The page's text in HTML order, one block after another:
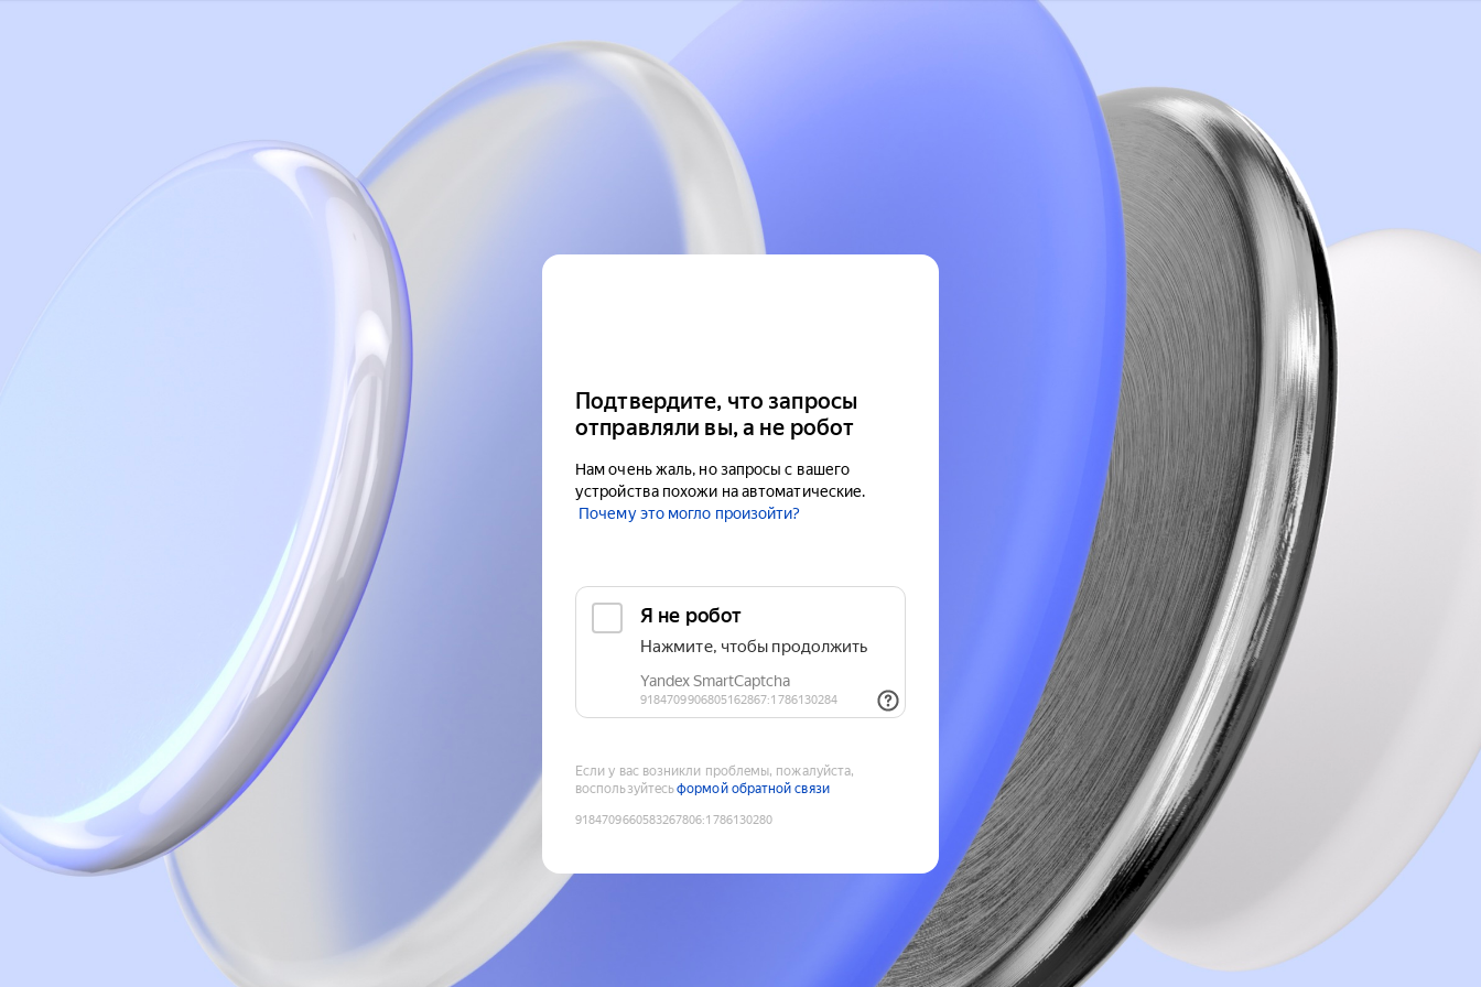
Подтвердите, что запросы
отправляли вы, а не робот
Нам очень жаль, но запросы с вашего
устройства похожи на автоматические.
Почему это могло произойти?
Если у вас возникли проблемы, пожалуйста,
воспользуйтесьформой обратной связи
9184709660583267806:1786130280